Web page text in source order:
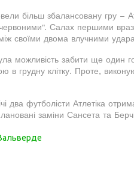
більш збалансовану гру –
Салах першими
своїми двома влучними
можливість забити ще один
в грудну клітку. Проте,
два футболісти Атлетіка
заміни Сансета та